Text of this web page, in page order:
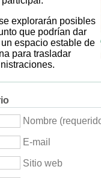
explorarán posibles
que podrían dar
espacio estable de
para trasladar
Nombre
E-mail
Sitio web